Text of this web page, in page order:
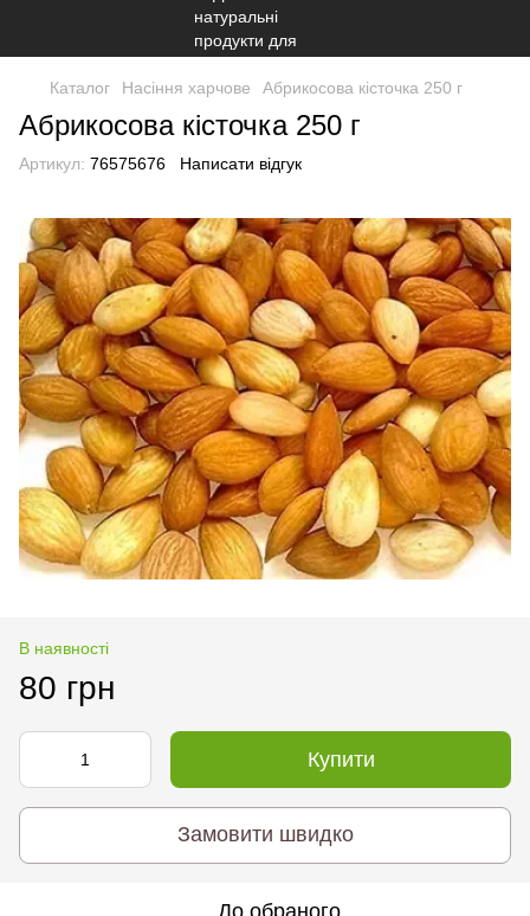
Каталог Насіння харчове Абрикосова кісточка 250 г
Абрикосова кісточка 250 г
Артикул: 76575676 Написати відгук
В наявності
80 грн
Купити
Замовити швидко
До обраного